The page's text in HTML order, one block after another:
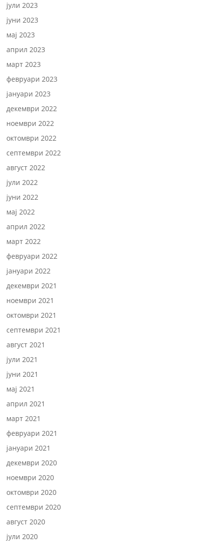
јули 2023
јуни 2023
мај 2023
април 2023
март 2023
февруари 2023
јануари 2023
декември 2022
ноември 2022
октомври 2022
септември 2022
август 2022
јули 2022
јуни 2022
мај 2022
април 2022
март 2022
февруари 2022
јануари 2022
декември 2021
ноември 2021
октомври 2021
септември 2021
август 2021
јули 2021
јуни 2021
мај 2021
април 2021
март 2021
февруари 2021
јануари 2021
декември 2020
ноември 2020
октомври 2020
септември 2020
август 2020
јули 2020